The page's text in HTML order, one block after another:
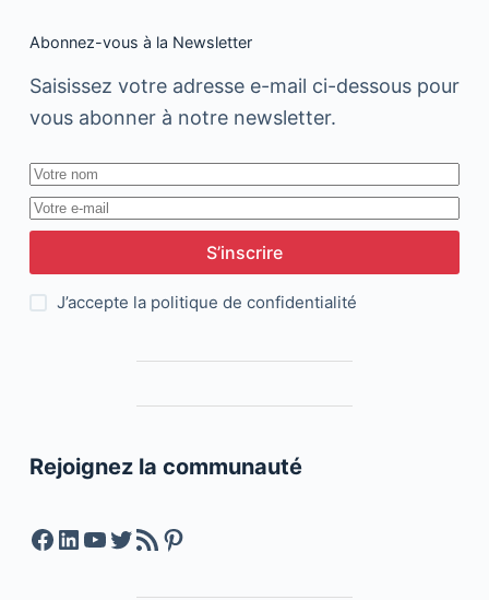
Abonnez-vous à la Newsletter
Saisissez votre adresse e-mail ci-dessous pour
vous abonner à notre newsletter.
S’inscrire
J’accepte la politique de confidentialité
Rejoignez la communauté
Facebook
LinkedIn
YouTube
Twitter
Feed RSSPinterest